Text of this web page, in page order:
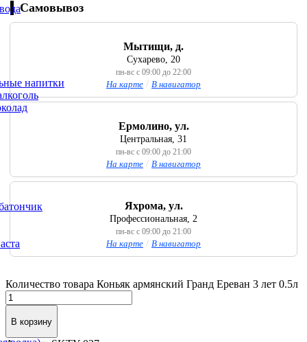
напитки
Самовывоз
Мытищи, д.
Сухарево, 20
пн-вс с 09:00 до 22:00
На карте / В навигатор
Ермолино, ул.
Центральная, 31
пн-вс с 09:00 до 21:00
На карте / В навигатор
Яхрома, ул.
Профессиональная, 2
пн-вс с 09:00 до 21:00
На карте / В навигатор
Количество товара Коньяк армянский Гранд Ереван 3 лет 0.5л
В корзину